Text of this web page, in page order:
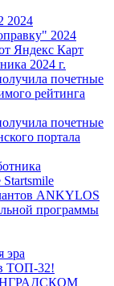
2024
2024
Яндекс Карт
2024 г.
почетные
рейтинга
почетные
портала
ANKYLOS
программы
эра
ТОП-32!